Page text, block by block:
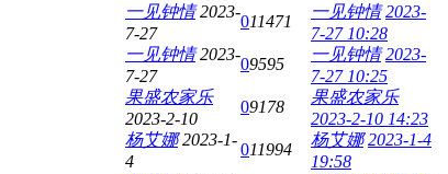
一见钟情 2023-
7-27
011471
一见钟情 2023-
7-27 10:28
一见钟情 2023-
7-27
09595
一见钟情 2023-
7-27 10:25
果盛农家乐
2023-2-10
09178
果盛农家乐
2023-2-10 14:23
杨艾娜 2023-1-
4
011994
杨艾娜 2023-1-4
19:58